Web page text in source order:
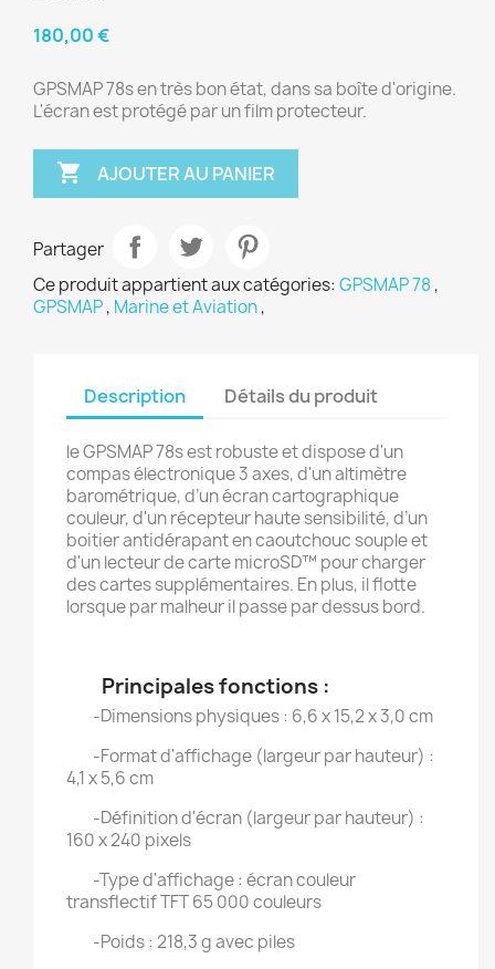
180,00 €
GPSMAP 78s en très bon état, dans sa boîte d'origine.
L'écran est protégé par un film protecteur.
 AJOUTER AU PANIER
Partager
Ce produit appartient aux catégories: GPSMAP 78 ,
GPSMAP, Marine et Aviation,
Description Détails du produit
le GPSMAP 78s est robuste et dispose d'un
compas électronique 3 axes, d'un altimètre
barométrique, d’un écran cartographique
couleur, d'un récepteur haute sensibilité, d’un
boitier antidérapant en caoutchouc souple et
d'un lecteur de carte microSD™ pour charger
des cartes supplémentaires. En plus, il flotte
lorsque par malheur il passe par dessus bord.
Principales fonctions :
-Dimensions physiques : 6,6 x 15,2 x 3,0 cm
-Format d'affichage (largeur par hauteur) :
4,1 x 5,6 cm
-Définition d'écran (largeur par hauteur) :
160 x 240 pixels
-Type d'affichage : écran couleur
transflectif TFT 65 000 couleurs
-Poids : 218,3 g avec piles